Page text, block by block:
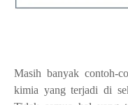
Masih banyak contoh-
kimia yang terjadi di